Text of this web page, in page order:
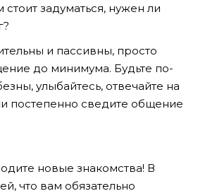
стоит задуматься, нужен ли
и пассивны, просто
до минимума. Будьте по-
улыбайтесь, отвечайте на
постепенно сведите общение
новые знакомства! В
что вам обязательно